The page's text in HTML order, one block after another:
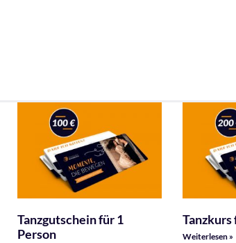
Tanzgutschein für 1
Person
Tanzkurs
Weiterlesen »